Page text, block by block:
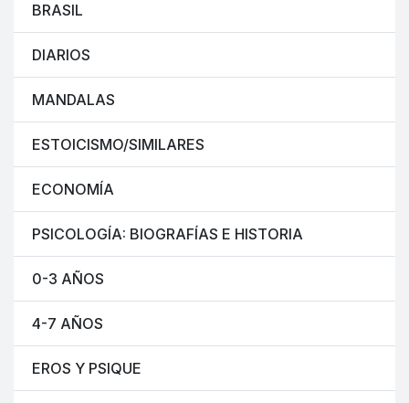
BRASIL
DIARIOS
MANDALAS
ESTOICISMO/SIMILARES
ECONOMÍA
PSICOLOGÍA: BIOGRAFÍAS E HISTORIA
0-3 AÑOS
4-7 AÑOS
EROS Y PSIQUE